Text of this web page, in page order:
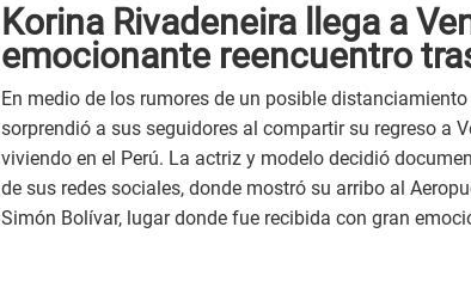
Korina Rivadeneira llega a
emocionante reencuentro
En medio de los rumores de un posible distanciamiento
sorprendió a sus seguidores al compartir su regreso a
viviendo en el Perú. La actriz y modelo decidió
de sus redes sociales, donde mostró su arribo al
Simón Bolívar, lugar donde fue recibida con gran